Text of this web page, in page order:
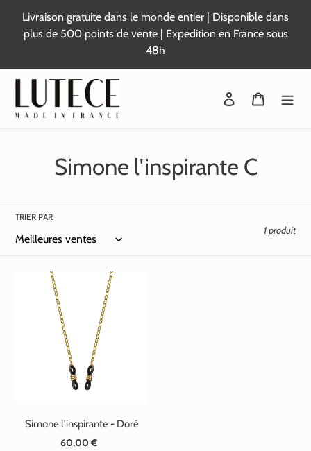
contenu
Livraison gratuite dans le monde entier | Disponible dans
plus de 500 points de vente | Expedition en France sous
48h
Se connecter
Panier
C
l
e
c
t
:
Simone l'inspirante C
TRIER PAR
1 produit
Simone l'inspirante - Doré
Prix
60,00 €